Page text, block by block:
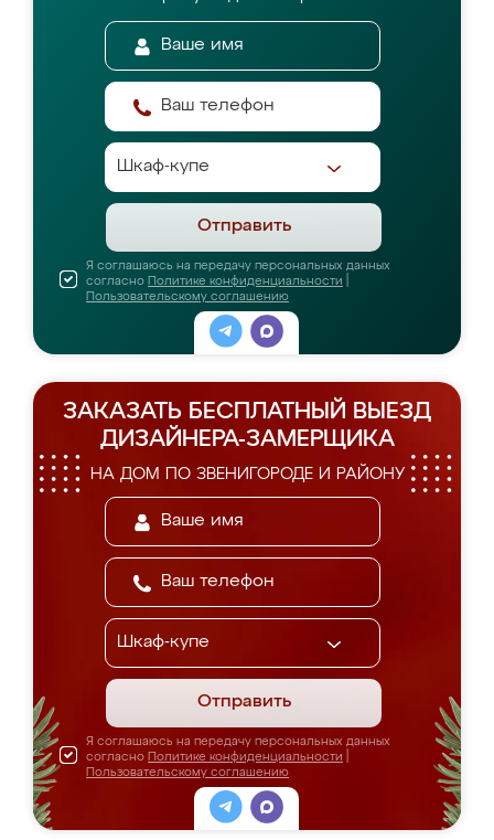
Отправить
Я соглашаюсь на передачу персональных данных
согласно Политике конфиденциальности
Пользовательскому соглашению
ЗАКАЗАТЬ БЕСПЛАТНЫЙ ВЫЕЗД
ДИЗАЙНЕРА-ЗАМЕРЩИКА
НА ДОМ ПО ЗВЕНИГОРОДЕ И РАЙОНУ
Отправить
Я соглашаюсь на передачу персональных данных
согласно Политике конфиденциальности
Пользовательскому соглашению